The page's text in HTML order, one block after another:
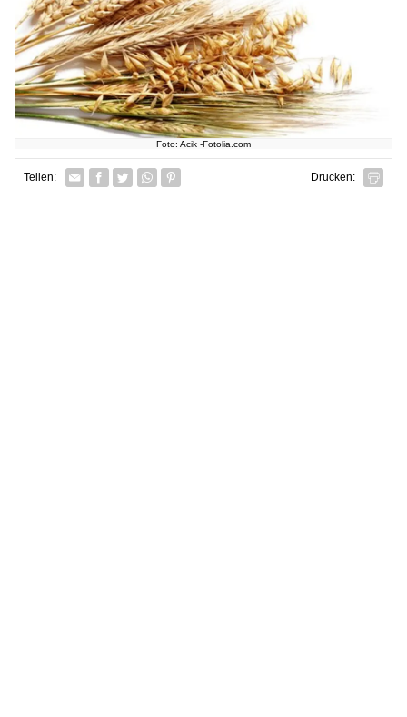
Foto: Acik -Fotolia.com
Teilen: Facebook
TwitterWhatsapp senden
Pin it Drucken: